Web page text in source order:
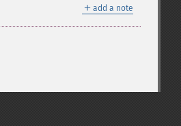
＋ add a note